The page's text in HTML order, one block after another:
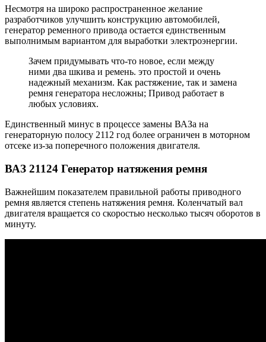
Несмотря на широко распространенное желание
разработчиков улучшить конструкцию автомобилей,
генератор ременного привода остается единственным
выполнимым вариантом для выработки электроэнергии.
Зачем придумывать что-то новое, если между
ними два шкива и ремень. это простой и очень
надежный механизм. Как растяжение, так и замена
ремня генератора несложны; Привод работает в
любых условиях.
Единственный минус в процессе замены ВАЗа на
генераторную полосу 2112 год более ограничен в моторном
отсеке из-за поперечного положения двигателя.
ВАЗ 21124 Генератор натяжения ремня
Важнейшим показателем правильной работы приводного
ремня является степень натяжения ремня. Коленчатый вал
двигателя вращается со скоростью несколько тысяч оборотов в
минуту.